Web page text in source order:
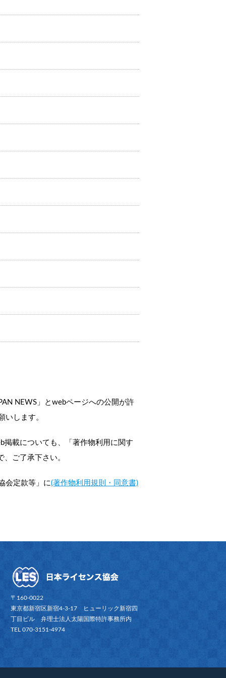
NEWS」とwebページへの公開が許
いします。
載についても、「著作物利用に関す
ご了承下さい。
会定款等」に(著作物利用規則・同意書)
〒160-0022
東京都新宿区新宿4-3-17 ヒューリック新宿四
丁目ビル 弁理士法人太陽国際特許事務所内
TEL 070-3151-4974